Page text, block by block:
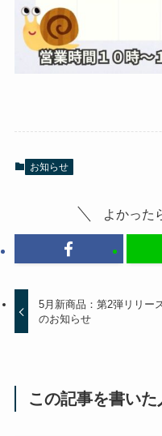
お知らせ
よかった
5月新商品：第2弾リリー
のお知らせ
この記事を書いた